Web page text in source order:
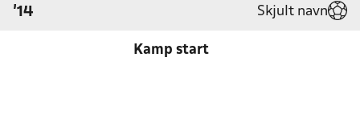
'14 Skjult navn
Kamp start